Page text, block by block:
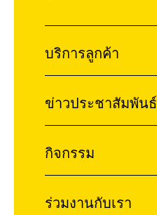
บริการลูกค้า
ข่าวประชาสัมพันธ์
กิจกรรม
ร่วมงานกับเรา